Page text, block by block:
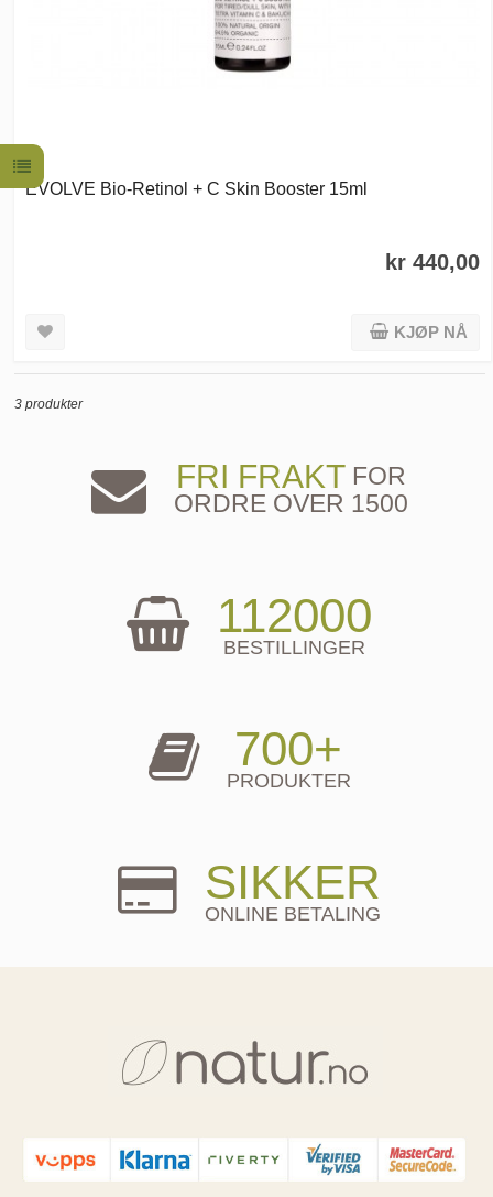
EVOLVE Bio-Retinol + C Skin Booster 15ml
kr 440,00
KJØP NÅ
3 produkter
FRI FRAKTFOR
ORDRE OVER 1500
112000
BESTILLINGER
700+
PRODUKTER
SIKKER
ONLINE BETALING